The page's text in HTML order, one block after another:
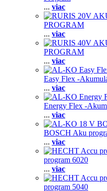
... viac
PROGRAM
... viac
PROGRAM
... viac
Easy Flex -
... viac
Energy Flex -
... viac
BOSCH Aku
... viac
program 6020
... viac
program 5040